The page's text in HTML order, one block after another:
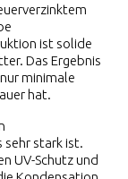
ist solide
Das Ergebnis
minimale
hat.
stark ist.
UV-Schutz und